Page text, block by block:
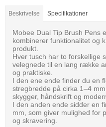
Beskrivelse Specifikationer
Mobee Dual Tip Brush Pens
kombinerer funktionalitet og
produkt.
Hver tusch har to forskellige
velegnede til en lang række
og praktiske.
I den ene ende finder du en
stregbredde på cirka 1–4
skygger, håndskrift og
I den anden ende sidder en
mm, som giver mulighed for
og skravering.